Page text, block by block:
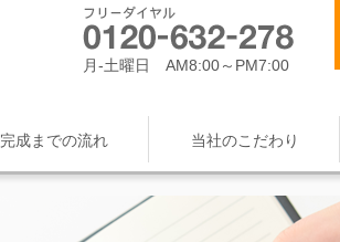
月-土曜日 AM8:00～PM7:00
完成までの流れ 当社のこだわり